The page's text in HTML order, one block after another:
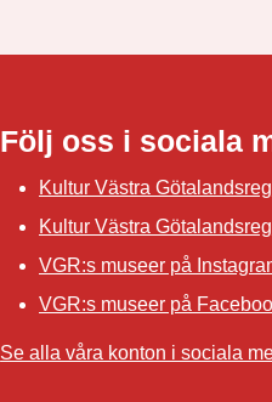
Följ oss i sociala
Kultur Västra
Kultur Västra
VGR:s museer på
VGR:s museer på
Se alla våra konton i sociala